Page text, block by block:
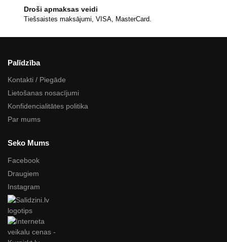
Droši apmaksas veidi
Tiešsaistes maksājumi, VISA, MasterCard.
Palīdzība
Kontakti / Piegāde
Lietošanas nosacījumi
Konfidencialitātes politika
Par mums
Seko Mums
Facebook
Draugiem
Instagram